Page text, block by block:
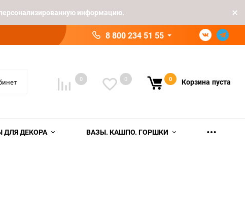
информацию.
8 800 234 51 55
0 0 0 Корзина пуста
ДЛЯ ДЕКОРА ВАЗЫ. КАШПО. ГОРШКИ